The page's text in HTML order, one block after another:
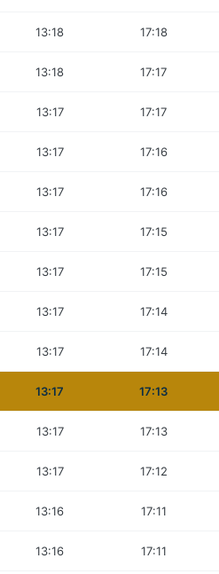
13:18 17:18
13:18 17:17
13:17 17:17
13:17 17:16
13:17 17:16
13:17 17:15
13:17 17:15
13:17 17:14
13:17 17:14
13:17 17:13
13:17 17:13
13:17 17:12
13:16 17:11
13:16 17:11